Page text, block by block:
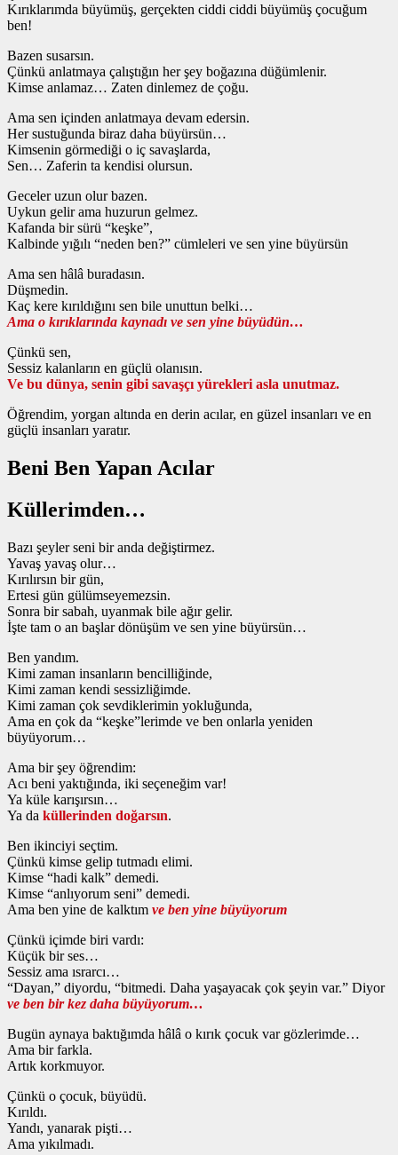
Kırıklarımda büyümüş, gerçekten ciddi ciddi büyümüş çocuğum
ben!
Bazen susarsın.
Çünkü anlatmaya çalıştığın her şey boğazına düğümlenir.
Kimse anlamaz… Zaten dinlemez de çoğu.
Ama sen içinden anlatmaya devam edersin.
Her sustuğunda biraz daha büyürsün…
Kimsenin görmediği o iç savaşlarda,
Sen… Zaferin ta kendisi olursun.
Geceler uzun olur bazen.
Uykun gelir ama huzurun gelmez.
Kafanda bir sürü “keşke”,
Kalbinde yığılı “neden ben?” cümleleri ve sen yine büyürsün
Ama sen hâlâ buradasın.
Düşmedin.
Kaç kere kırıldığını sen bile unuttun belki…
Ama o kırıklarında kaynadı ve sen yine büyüdün…
Çünkü sen,
Sessiz kalanların en güçlü olanısın.
Ve bu dünya, senin gibi savaşçı yürekleri asla unutmaz.
Öğrendim, yorgan altında en derin acılar, en güzel insanları ve en
güçlü insanları yaratır.
Beni Ben Yapan Acılar
Küllerimden…
Bazı şeyler seni bir anda değiştirmez.
Yavaş yavaş olur…
Kırılırsın bir gün,
Ertesi gün gülümseyemezsin.
Sonra bir sabah, uyanmak bile ağır gelir.
İşte tam o an başlar dönüşüm ve sen yine büyürsün…
Ben yandım.
Kimi zaman insanların bencilliğinde,
Kimi zaman kendi sessizliğimde.
Kimi zaman çok sevdiklerimin yokluğunda,
Ama en çok da “keşke”lerimde ve ben onlarla yeniden
büyüyorum…
Ama bir şey öğrendim:
Acı beni yaktığında, iki seçeneğim var!
Ya küle karışırsın…
Ya da küllerinden doğarsın.
Ben ikinciyi seçtim.
Çünkü kimse gelip tutmadı elimi.
Kimse “hadi kalk” demedi.
Kimse “anlıyorum seni” demedi.
Ama ben yine de kalktım ve ben yine büyüyorum
Çünkü içimde biri vardı:
Küçük bir ses…
Sessiz ama ısrarcı…
“Dayan,” diyordu, “bitmedi. Daha yaşayacak çok şeyin var.” Diyor
ve ben bir kez daha büyüyorum…
Bugün aynaya baktığımda hâlâ o kırık çocuk var gözlerimde…
Ama bir farkla.
Artık korkmuyor.
Çünkü o çocuk, büyüdü.
Kırıldı.
Yandı, yanarak pişti…
Ama yıkılmadı.